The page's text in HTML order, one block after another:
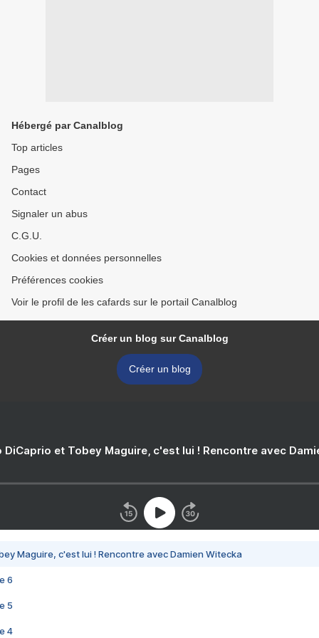
Hébergé par Canalblog
Top articles
Pages
Contact
Signaler un abus
C.G.U.
Cookies et données personnelles
Préférences cookies
Voir le profil de les cafards sur le portail Canalblog
Créer un blog sur Canalblog
Créer un blog
DiCaprio et Tobey Maguire, c'est lui ! Rencontre avec
Maguire, c'est lui ! Rencontre avec Damien Witecka
6
5
4